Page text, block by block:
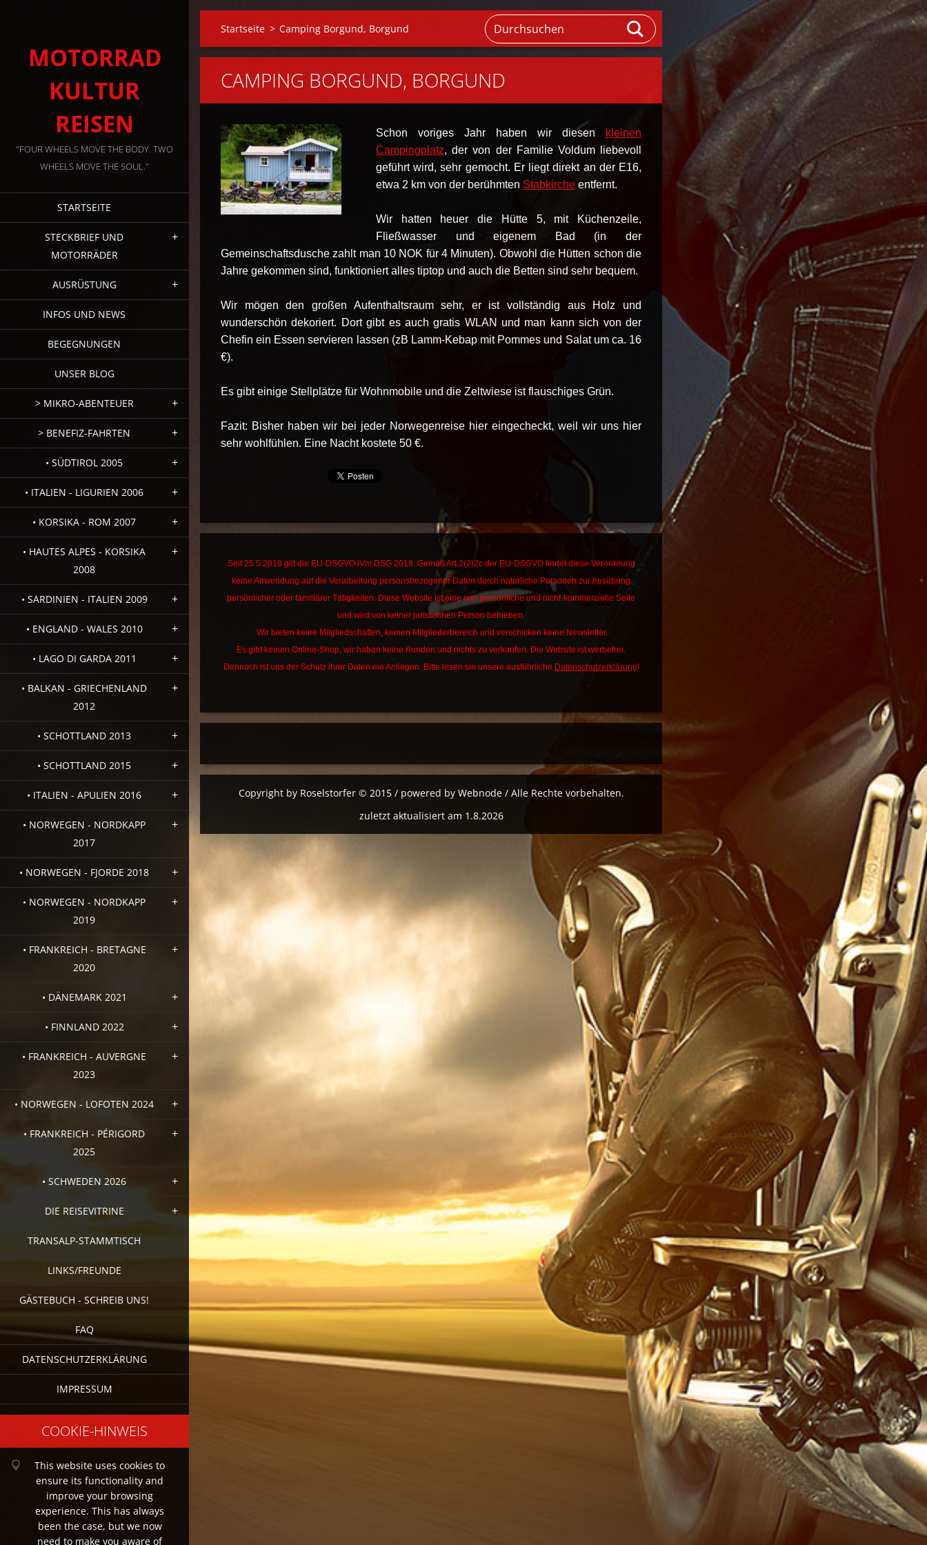
MOTORRAD
KULTUR
REISEN
"FOUR WHEELS MOVE THE BODY. TWO
WHEELS MOVE THE SOUL."
STARTSEITE
STECKBRIEF UND
MOTORRÄDER
AUSRÜSTUNG
INFOS UND NEWS
BEGEGNUNGEN
UNSER BLOG
> MIKRO-ABENTEUER
> BENEFIZ-FAHRTEN
• SÜDTIROL 2005
• ITALIEN - LIGURIEN 2006
• KORSIKA - ROM 2007
• HAUTES ALPES - KORSIKA
2008
• SARDINIEN - ITALIEN 2009
• ENGLAND - WALES 2010
• LAGO DI GARDA 2011
• BALKAN - GRIECHENLAND
2012
• SCHOTTLAND 2013
• SCHOTTLAND 2015
• ITALIEN - APULIEN 2016
• NORWEGEN - NORDKAPP
2017
• NORWEGEN - FJORDE 2018
• NORWEGEN - NORDKAPP
2019
• FRANKREICH - BRETAGNE
2020
• DÄNEMARK 2021
• FINNLAND 2022
• FRANKREICH - AUVERGNE
2023
• NORWEGEN - LOFOTEN 2024
• FRANKREICH - PÉRIGORD
2025
• SCHWEDEN 2026
DIE REISEVITRINE
TRANSALP-STAMMTISCH
LINKS/FREUNDE
GÄSTEBUCH - SCHREIB UNS!
FAQ
DATENSCHUTZERKLÄRUNG
IMPRESSUM
COOKIE-HINWEIS
This website uses cookies to
ensure its functionality and
improve your browsing
experience. This has always
been the case, but we now
need to make you aware of
Startseite > Camping Borgund, Borgund
CAMPING BORGUND, BORGUND
Schon voriges Jahr haben wir diesen
kleinen
Campingplatz, der von der Familie Voldum liebevoll
geführt wird, sehr gemocht. Er liegt direkt an der E16,
etwa 2 km von der berühmten Stabkirche entfernt.
Wir hatten heuer die Hütte 5, mit Küchenzeile,
Fließwasser und eigenem Bad (in der
Gemeinschaftsdusche zahlt man 10 NOK für 4 Minuten). Obwohl die Hütten schon die
Jahre gekommen sind, funktioniert alles tiptop und auch die Betten sind sehr bequem.
Wir mögen den großen Aufenthaltsraum sehr, er ist vollständig aus Holz und
wunderschön dekoriert. Dort gibt es auch gratis WLAN und man kann sich von der
Chefin ein Essen servieren lassen (zB Lamm-Kebap mit Pommes und Salat um ca. 16
€).
Es gibt einige Stellplätze für Wohnmobile und die Zeltwiese ist flauschiges Grün.
Fazit: Bisher haben wir bei jeder Norwegenreise hier eingecheckt, weil wir uns hier
sehr wohlfühlen. Eine Nacht kostete 50 €.
Seit 25.5.2018 gilt die EU-DSGVO iVm DSG 2018. Gemäß Art.2(2)2c der EU-DSGVO findet diese Verordnung
keine Anwendung auf die Verarbeitung personsbezogener Daten durch natürliche Personen zur Ausübung
persönlicher oder familiärer Tätigkeiten. Diese Website ist eine rein persönliche und nicht-kommerzielle Seite
und wird von keiner juristischen Person betrieben.
Wir bieten keine Mitgliedschaften, keinen Mitgliederbereich und verschicken keine Newsletter.
Es gibt keinen Online-Shop, wir haben keine Kunden und nichts zu verkaufen. Die Website ist werbefrei.
Dennoch ist uns der Schutz ihrer Daten ein Anliegen. Bitte lesen sie unsere ausführliche Datenschutzerklärung!
Copyright by Roselstorfer © 2015 / powered by Webnode / Alle Rechte vorbehalten.
zuletzt aktualisiert am 1.8.2026